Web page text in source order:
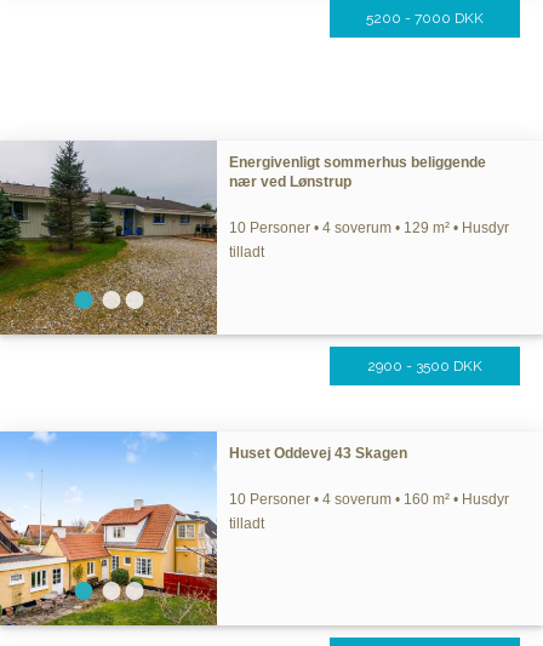
5200 - 7000 DKK
Energivenligt sommerhus beliggende
nær ved Lønstrup
10 Personer • 4 soverum • 129 m² • Husdyr
tilladt
2900 - 3500 DKK
Huset Oddevej 43 Skagen
10 Personer • 4 soverum • 160 m² • Husdyr
tilladt